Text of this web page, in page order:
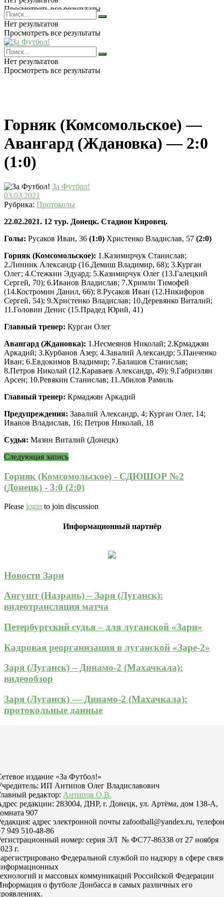
Просмотреть все результаты
Нет результатов
Просмотреть все результаты
Нет результатов
Просмотреть все результаты
Горняк (Комсомольское) —
Авангард (Ждановка) — 2:0
(1:0)
За Футбол!
03.03.2021
Рубрика: Протоколы
22.02.2021. 12 тур. Донецк. Стадион Кировец.
Голы: Русаков Иван, 36 (1:0) Христенко Владислав, 57 (2:0)
Горняк (Комсомольское): 1.Казимирчук Станислав;
2.Линник Александр (16.Демиш Владимир, 68); 3.Курган
Олег; 4.Стежкин Эдуард; 5.Казимирчук Олег (13.Галецкий
Сергей, 70); 6.Иванов Владислав; 7.Хримли Тимофей
(14.Костромин Данил, 66); 8.Русаков Иван (12.Никифоров
Сергей, 54); 9.Христенко Владислав; 10.Деревянко Виталий;
11.Головин Денис (15.Прадед Юрий, 41)
Главный тренер: Курган Олег
Авангард (Ждановка): 1.Несмеянов Николай; 2.Крмаджян
Аркадий; 3.Курбанов Азер; 4.Завалий Александр; 5.Панченко
Иван; 6.Евдокимов Владимир; 7.Балашов Станислав;
8.Петров Николай (12.Караваев Александр, 49); 9.Габриэлян
Арсен; 10.Ревякин Станислав; 11.Абилов Рамиль
Главный тренер: Крмаджян Аркадий
Предупреждения: Завалий Александр, 4; Курган Олег, 14;
Иванов Владислав, 16; Петров Николай, 18
Судья: Мазин Виталий (Донецк)
Следующая запись
Горняк (Комсомольское) - СДЮШОР №2
(Донецк) - 3:0 (2:0)
Please login to join discussion
Информационный партнёр
Новости Зари
Ангушт (Назрань) – Заря (Луганск):
видеотрансляция матча
Петербургский судья – для луганской «Зари»
Кадровая реорганизация в луганской «Заре-2»
Заря (Луганск) – Динамо-2 (Махачкала):
видеообзор
Заря (Луганск) — Динамо-2 (Махачкала):
протокольные данные
издание «За Футбол!»
ИП Антипов Олег Владиславович
редактор: Антипов О.В.
редакции: 283004, ДНР, г. Донецк, ул. Артёма, дом 138-А,
907
адрес электронной почты zafootball@yandex.ru, телефон
949 510-48-86
номер: серия ЭЛ № ФС77-86338 от 27 ноября
г.
Федеральной службой по надзору в сфере
и массовых коммуникаций Российской Федерации
о футболе Донбасса в самых различных его